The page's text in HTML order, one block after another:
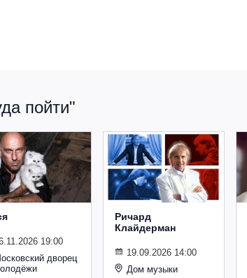
пойти"
19:00
дворец
Ричард
Клайдерман
19.09.2026 14:00
Дом музыки